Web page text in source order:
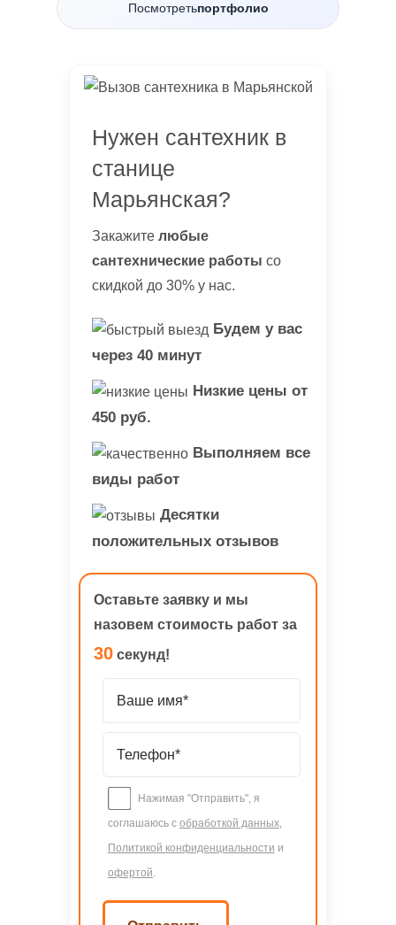
Посмотретьпортфолио
Нужен сантехник в
станице
Марьянская?
Закажите любые
сантехнические работы со
скидкой до 30% у нас.
Будем у вас
через 40 минут
Низкие цены от
450 руб.
Выполняем все
виды работ
Десятки
положительных отзывов
Оставьте заявку и мы
назовем стоимость работ за
30секунд!
Нажимая "Отправить", я
соглашаюсь с обработкой данных,
Политикой конфиденциальности и
офертой